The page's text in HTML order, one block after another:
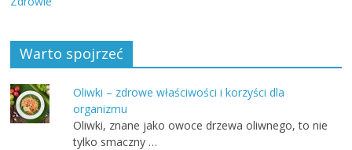
Warto spojrzeć
Oliwki – zdrowe właściwości i korzyści dla
organizmu
Oliwki, znane jako owoce drzewa oliwnego, to nie
tylko smaczny …